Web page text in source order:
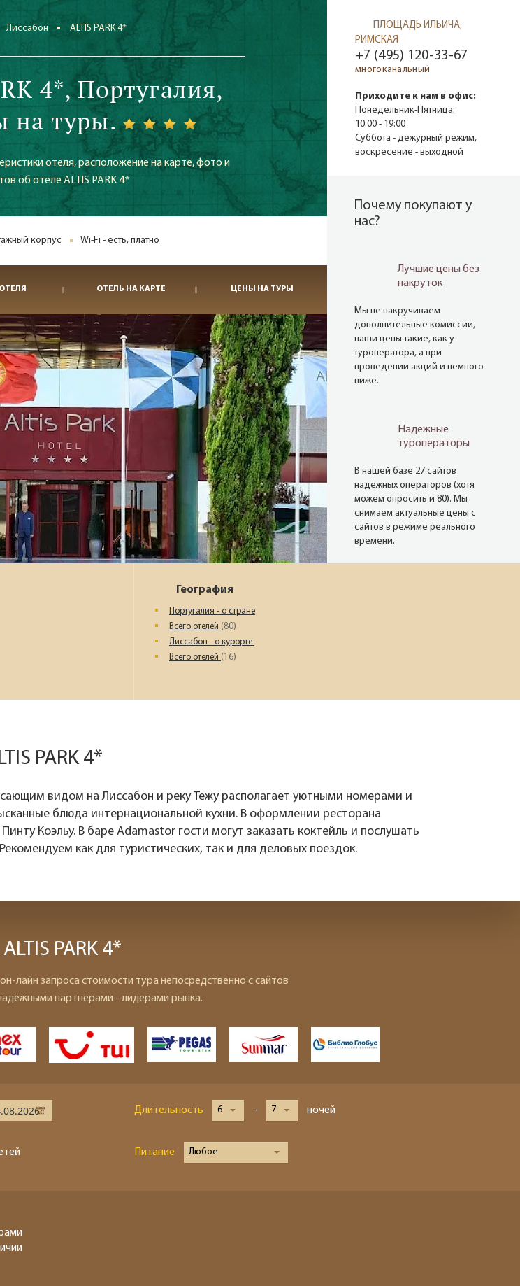
Лиссабон ALTIS PARK 4*
4*, Португалия,
на туры.
отеля, расположение на карте, фото и
об отеле ALTIS PARK 4*
корпус Wi-Fi - есть, платно
ОТЕЛЬ НА КАРТЕ ЦЕНЫ НА ТУРЫ
ПЛОЩАДЬ ИЛЬИЧА,
РИМСКАЯ
+7 (495) 120-33-67
многоканальный
Приходите к нам в офис:
Понедельник-Пятница:
10:00 - 19:00
Суббота - дежурный режим,
воскресение - выходной
Почему покупают у
нас?
Лучшие цены без
накруток
Мы не накручиваем
дополнительные комиссии,
наши цены такие, как у
туроператора, а при
проведении акций и немного
ниже.
Надежные
туроператоры
В нашей базе 27 сайтов
надёжных операторов (хотя
можем опросить и 80). Мы
снимаем актуальные цены с
сайтов в режиме реального
времени.
рекламные туры.
Мы не продаём туры он-лайн.
Сначала наш менеджер
убедится в наличии тура по
указанной цене и только после
это связывается с клиентом.
География
Португалия - о стране
Всего отелей (80)
Лиссабон - о курорте
Всего отелей (16)
PARK 4*
видом на Лиссабон и реку Тежу располагает уютными номерами и
блюда интернациональной кухни. В оформлении ресторана
Коэльу. В баре Adamastor гости могут заказать коктейль и послушать
как для туристических, так и для деловых поездок.
PARK 4*
лайн запроса стоимости тура непосредственно с сайтов
партнёрами - лидерами рынка.
Длительность 6 - 7 ночей
Питание Любое